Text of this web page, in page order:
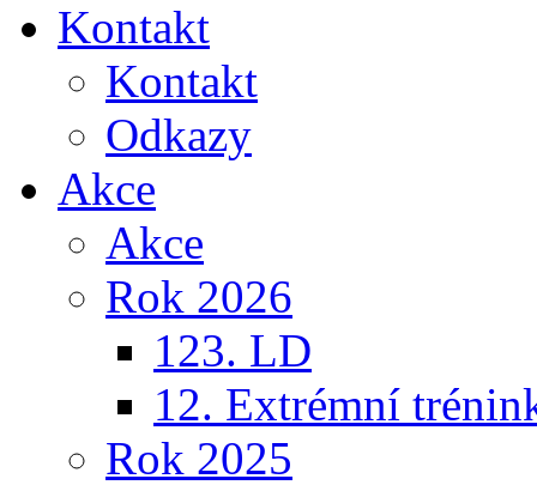
Kontakt
Kontakt
Odkazy
Akce
Akce
Rok 2026
123. LD
12. Extrémní
Rok 2025